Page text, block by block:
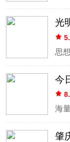
光
思
今
海
肇